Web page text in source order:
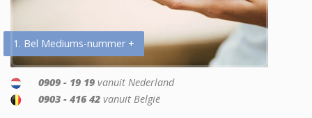
1. Bel Mediums-nummer +
0909 - 19 19 vanuit Nederland
0903 - 416 42 vanuit België